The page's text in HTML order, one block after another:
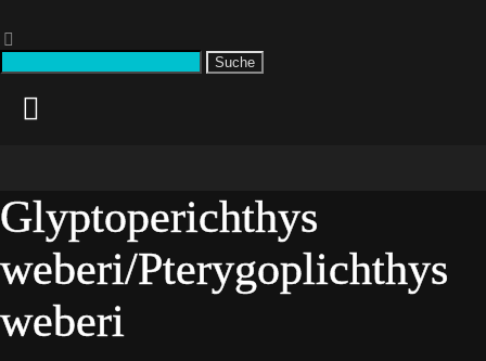
Suche
Glyptoperichthys
weberi/Pterygoplichthys
weberi